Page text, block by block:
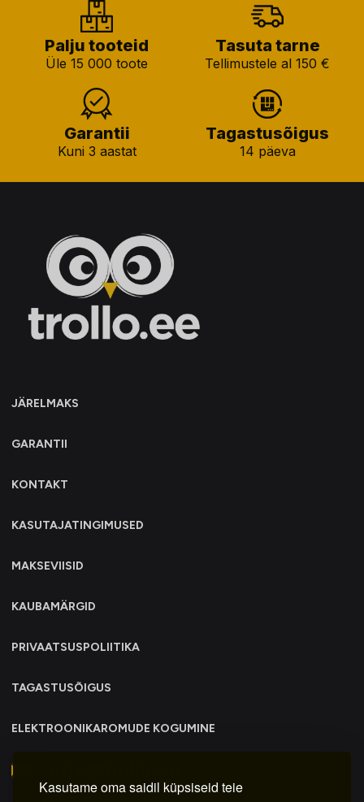
Kasutame oma saidil küpsiseid teie
Palju tooteid
Üle 15 000 toote
Tasuta tarne
Tellimustele al 150 €
Garantii
Kuni 3 aastat
Tagastusõigus
14 päeva
JÄRELMAKS
GARANTII
KONTAKT
KASUTAJATINGIMUSED
MAKSEVIISID
KAUBAMÄRGID
PRIVAATSUSPOLIITIKA
TAGASTUSÕIGUS
ELEKTROONIKAROMUDE KOGUMINE